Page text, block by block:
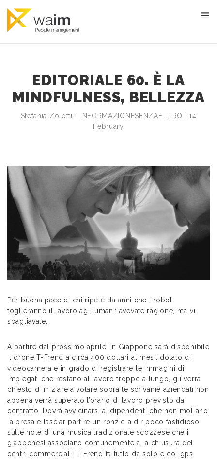
EDITORIALE 60. È LA
MINDFULNESS, BELLEZZA
Stefania Zolotti - INFORMAZIONESENZAFILTRO | 14
February
Per buona pace di chi ripete da anni che i robot
toglieranno il lavoro agli umani: avevate ragione, ma vi
sbagliavate.
A partire dal prossimo aprile, in Giappone sarà disponibile
il drone T-Frend a circa 400 dollari al mesi: dotato di
videocamera e in grado di registrare le immagini di
impiegati che restano al lavoro troppo a lungo, gli verrà
chiesto di iniziare a volare sopra le scrivanie aziendali non
appena verrà superato l’orario di lavoro previsto da
contratto. Dovrà avvicinarsi ai dipendenti che non mollano
la presa e lasciar partire un ronzio a dir poco fastidioso
sulle note di una musica tradizionale scozzese che i
giapponesi associano comunemente alla chiusura dei
centri commerciali. T-Frend fa tutto da solo e col gps